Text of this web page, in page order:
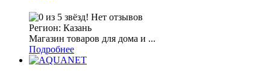
Нет отзывов
Регион: Казань
Магазин товаров для дома и ...
Подробнее